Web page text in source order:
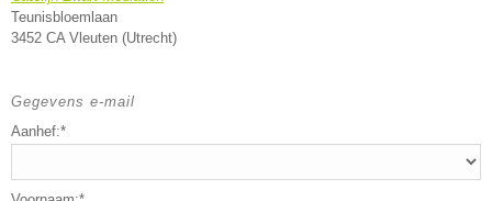
Teunisbloemlaan
3452 CA Vleuten (Utrecht)
Gegevens e-mail
Aanhef:*